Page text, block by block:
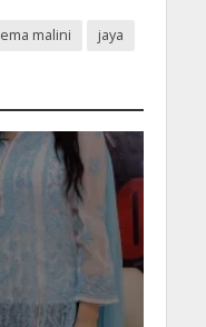
malini jaya